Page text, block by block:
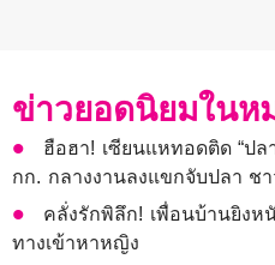
ข่าวยอดนิยมในห
ฮือฮา! เซียนแหทอดติด “ป
กก. กลางงานลงแขกจับปลา ช
คลั่งรักพิลึก! เพื่อนบ้านยิงห
ทางเข้าหาหญิง